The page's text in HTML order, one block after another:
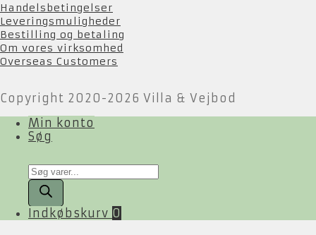
Handelsbetingelser
Leveringsmuligheder
Bestilling og betaling
Om vores virksomhed
Overseas Customers
Copyright 2020-2026 Villa & Vejbod
Min konto
Søg
Products
search
Indkøbskurv 0